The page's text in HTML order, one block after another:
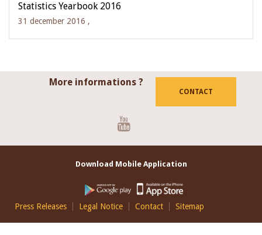
Statistics Yearbook 2016
31 december 2016 ,
More informations ?
CONTACT
Download Mobile Application
Footer
EN
Press Releases Legal Notice Contact Sitemap